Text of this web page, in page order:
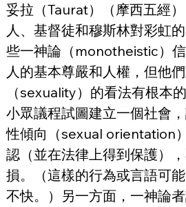
妥拉（Taurat）（摩西五經
人、基督徒和穆斯林對彩虹
些一神論（monotheistic）
人的基本尊嚴和人權，但他
（sexuality）的看法有根本
小眾議程試圖建立一個社會
性傾向（sexual orientation
認（並在法律上得到保護）
損。（這樣的行為或言語可
不快。）另一方面，一神論